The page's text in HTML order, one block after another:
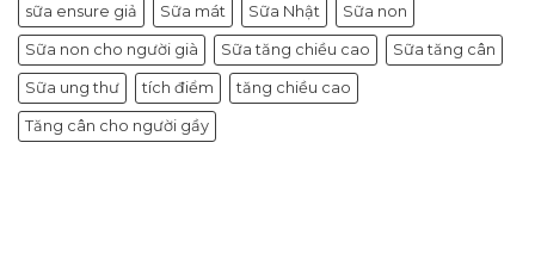
sữa ensure giả Sữa mát Sữa Nhật Sữa non
Sữa non cho người già Sữa tăng chiều cao Sữa tăng cân
Sữa ung thư tích điểm tăng chiều cao
Tăng cân cho người gầy